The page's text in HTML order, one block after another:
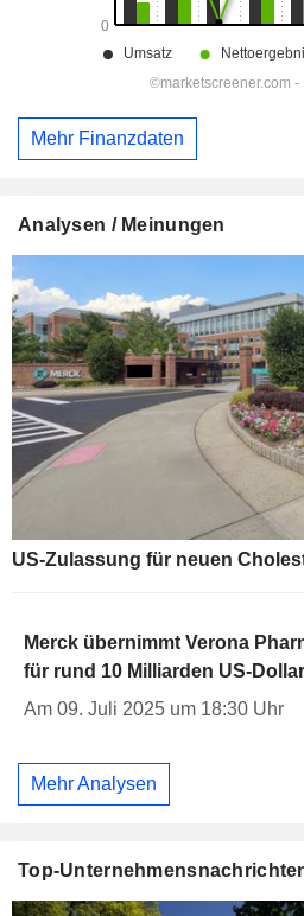
Mehr Finanzdaten
Analysen / Meinungen
US-Zulassung für neuen
Merck übernimmt Verona
für rund 10 Milliarden US-Dollar
Am 09. Juli 2025 um 18:30 Uhr
Mehr Analysen
Top-